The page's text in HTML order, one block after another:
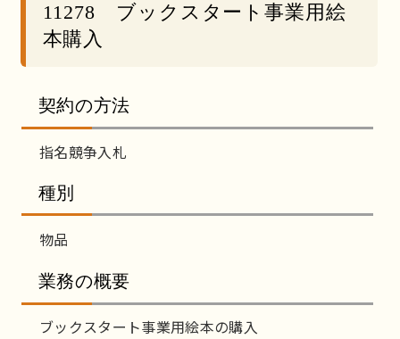
11278 ブックスタート事業用絵
本購入
契約の方法
指名競争入札
種別
物品
業務の概要
ブックスタート事業用絵本の購入